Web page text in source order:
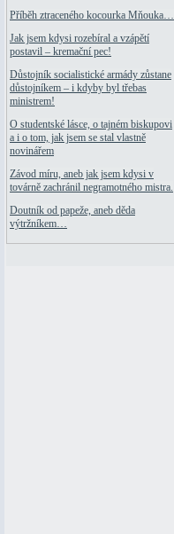
Příběh ztraceného kocourka Mňouka…
Jak jsem kdysi rozebíral a vzápětí
postavil – kremační pec!
Důstojník socialistické armády zůstane
důstojníkem – i kdyby byl třebas
ministrem!
O studentské lásce, o tajném biskupovi
a i o tom, jak jsem se stal vlastně
novinářem
Závod míru, aneb jak jsem kdysi v
továrně zachránil negramotného mistra.
Doutník od papeže, aneb děda
výtržníkem…